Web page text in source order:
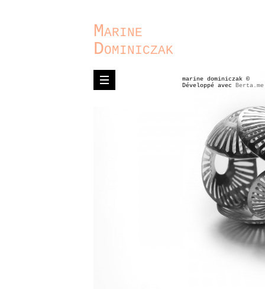
Marine
Dominiczak
marine dominiczak ©
Développé avec Berta.me